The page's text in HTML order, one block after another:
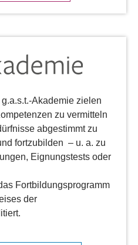
Akademie zielen
zu vermitteln
abgestimmt zu
fortzubilden – u. a. zu
Eignungstests oder
Fortbildungsprogramm
der